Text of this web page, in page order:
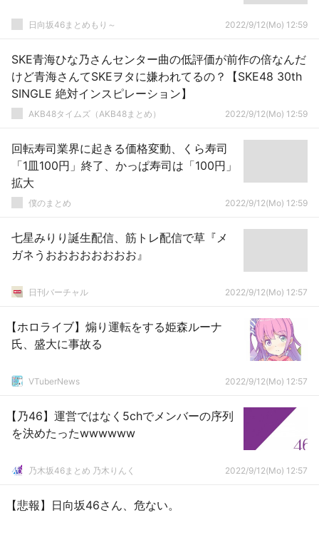
日向坂46まとめもり～ 2022/9/12(Mo) 12:59
SKE青海ひな乃さんセンター曲の低評価が前作の倍なんだ
けど青海さんてSKEヲタに嫌われてるの？【SKE48 30th
SINGLE 絶対インスピレーション】
AKB48タイムズ（AKB48まとめ） 2022/9/12(Mo) 12:59
回転寿司業界に起きる価格変動、くら寿司
「1皿100円」終了、かっぱ寿司は「100円」
拡大
僕のまとめ 2022/9/12(Mo) 12:59
七星みりり誕生配信、筋トレ配信で草『メ
ガネうおおおおおおおお』
日刊バーチャル 2022/9/12(Mo) 12:57
【ホロライブ】煽り運転をする姫森ルーナ
氏、盛大に事故る
VTuberNews 2022/9/12(Mo) 12:57
【乃46】運営ではなく5chでメンバーの序列
を決めたったwwwwww
乃木坂46まとめ 乃木りんく 2022/9/12(Mo) 12:57
【悲報】日向坂46さん、危ない。